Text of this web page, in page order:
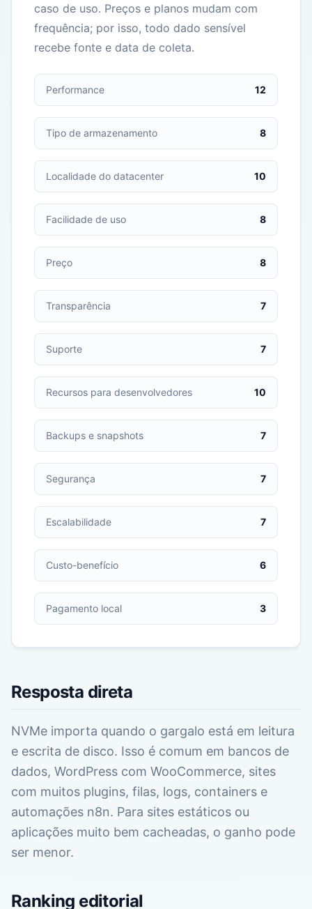
caso de uso. Preços e planos mudam com
frequência; por isso, todo dado sensível
recebe fonte e data de coleta.
Performance 12
Tipo de armazenamento 8
Localidade do datacenter 10
Facilidade de uso 8
Preço 8
Transparência 7
Suporte 7
Recursos para desenvolvedores 10
Backups e snapshots 7
Segurança 7
Escalabilidade 7
Custo-benefício 6
Pagamento local 3
Resposta direta
NVMe importa quando o gargalo está em leitura
e escrita de disco. Isso é comum em bancos de
dados, WordPress com WooCommerce, sites
com muitos plugins, filas, logs, containers e
automações n8n. Para sites estáticos ou
aplicações muito bem cacheadas, o ganho pode
ser menor.
Ranking editorial